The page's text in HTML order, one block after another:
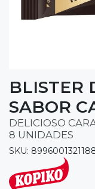
BLISTER
SABOR
DELICIOSO
8 UNIDADES
SKU: